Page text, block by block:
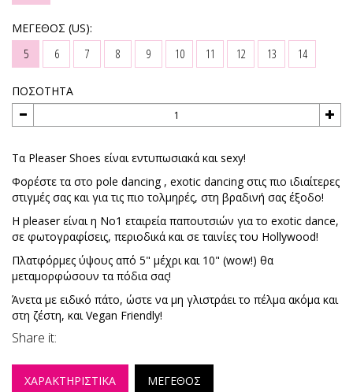
ΜΕΓΕΘΟΣ (US):
5 6 7 8 9 10 11 12 13 14
ΠΟΣΟΤΗΤΑ
Τα Pleaser Shoes είναι εντυπωσιακά και sexy!
Φορέστε τα στο pole dancing , exotic dancing στις πιο ιδιαίτερες
στιγμές σας και για τις πιο τολμηρές, στη βραδινή σας έξοδο!
Η pleaser είναι η No1 εταιρεία παπουτσιών για το exotic dance,
σε φωτογραφίσεις, περιοδικά και σε ταινίες του Hollywood!
Πλατφόρμες ύψους από 5" μέχρι και 10" (wow!) θα
μεταμορφώσουν τα πόδια σας!
Άνετα με ειδικό πάτο, ώστε να μη γλιστράει το πέλμα ακόμα και
στη ζέστη, και Vegan Friendly!
Share it:
ΧΑΡΑΚΤΗΡΙΣΤΙΚΑ ΜΕΓΕΘΟΣ